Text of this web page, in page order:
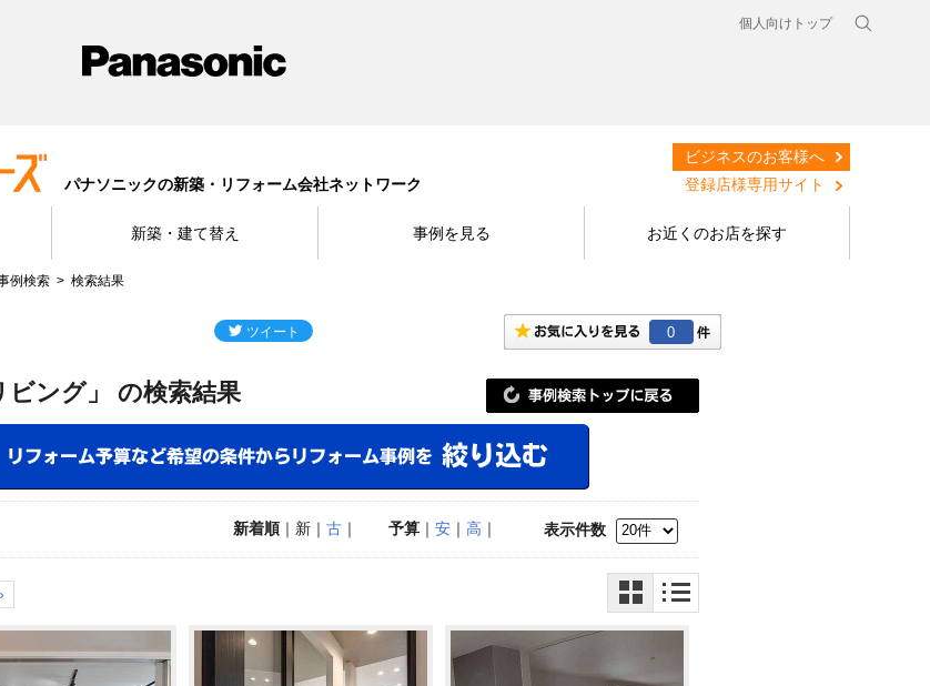
個人向けトップ
パナソニックの新築・リフォーム会社ネットワーク
ビジネスのお客様へ
登録店様専用サイト
新築・建て替え 事例を見る お近くのお店を探す
例検索 検索結果
0
ビング」 の検索結果
表示件数
予算｜ 安｜ 高 ｜
新着順｜新｜ 古｜